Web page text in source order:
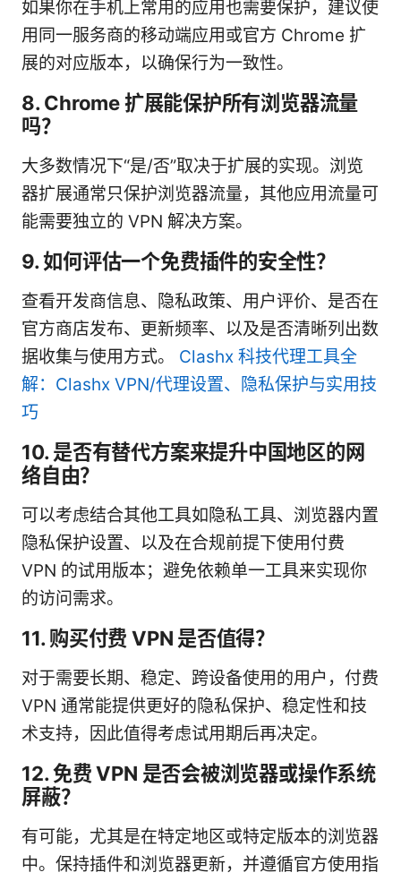
如果你在手机上常用的应用也需要保护，建议使
用同一服务商的移动端应用或官方 Chrome 扩
展的对应版本，以确保行为一致性。
8. Chrome 扩展能保护所有浏览器流量
吗？
大多数情况下“是/否”取决于扩展的实现。浏览
器扩展通常只保护浏览器流量，其他应用流量可
能需要独立的 VPN 解决方案。
9. 如何评估一个免费插件的安全性？
查看开发商信息、隐私政策、用户评价、是否在
官方商店发布、更新频率、以及是否清晰列出数
据收集与使用方式。 Clashx 科技代理工具全
解：Clashx VPN/代理设置、隐私保护与实用技
巧
10. 是否有替代方案来提升中国地区的网
络自由？
可以考虑结合其他工具如隐私工具、浏览器内置
隐私保护设置、以及在合规前提下使用付费
VPN 的试用版本；避免依赖单一工具来实现你
的访问需求。
11. 购买付费 VPN 是否值得？
对于需要长期、稳定、跨设备使用的用户，付费
VPN 通常能提供更好的隐私保护、稳定性和技
术支持，因此值得考虑试用期后再决定。
12. 免费 VPN 是否会被浏览器或操作系统
屏蔽？
有可能，尤其是在特定地区或特定版本的浏览器
中。保持插件和浏览器更新，并遵循官方使用指